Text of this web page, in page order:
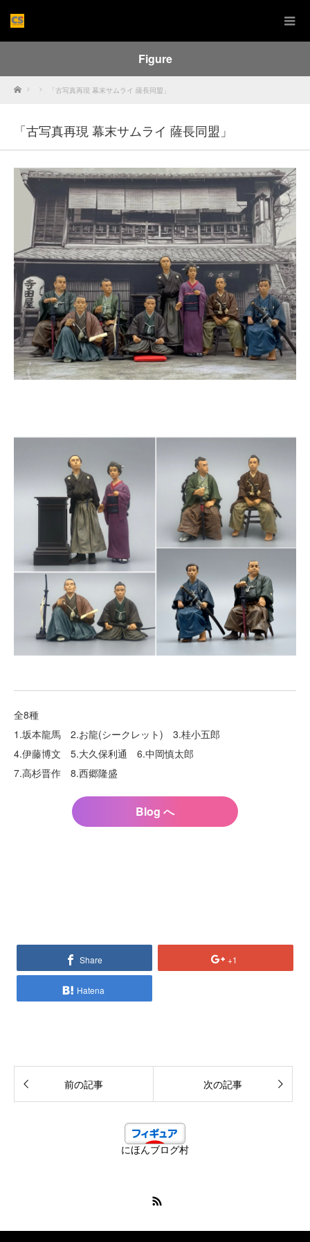
Figure
Home 「古写真再現 幕末サムライ 薩長同盟」
「古写真再現 幕末サムライ 薩長同盟」
全8種
1.坂本龍馬 2.お龍(シークレット) 3.桂小五郎
4.伊藤博文 5.大久保利通 6.中岡慎太郎
7.高杉晋作 8.西郷隆盛
Blog へ
Share +1
Hatena
前の記事 次の記事
にほんブログ村